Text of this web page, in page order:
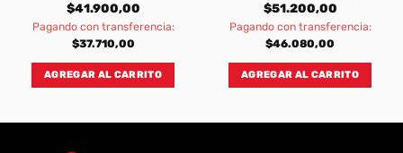
$41.900,00
Pagando con transferencia:
$37.710,00
AGREGAR AL CARRITO
$51.200,00
Pagando con transferencia:
$46.080,00
AGREGAR AL CARRITO